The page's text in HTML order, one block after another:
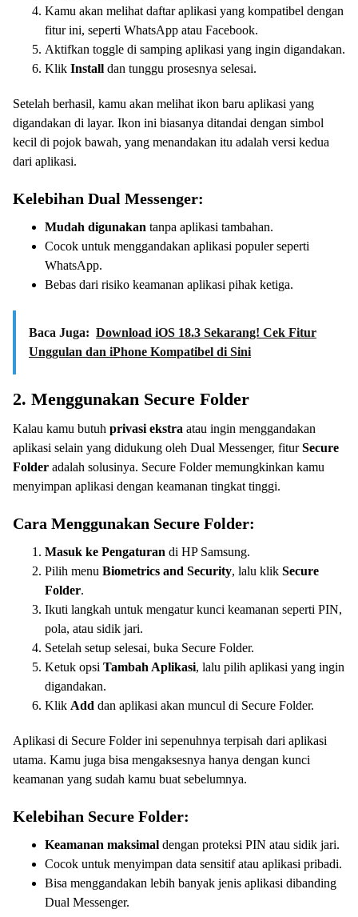
Kamu akan melihat daftar aplikasi yang kompatibel dengan
fitur ini, seperti WhatsApp atau Facebook.
Aktifkan toggle di samping aplikasi yang ingin digandakan.
Klik Install dan tunggu prosesnya selesai.
Setelah berhasil, kamu akan melihat ikon baru aplikasi yang
digandakan di layar. Ikon ini biasanya ditandai dengan simbol
kecil di pojok bawah, yang menandakan itu adalah versi kedua
dari aplikasi.
Kelebihan Dual Messenger:
Mudah digunakan tanpa aplikasi tambahan.
Cocok untuk menggandakan aplikasi populer seperti
WhatsApp.
Bebas dari risiko keamanan aplikasi pihak ketiga.
Baca Juga: Download iOS 18.3 Sekarang! Cek Fitur
Unggulan dan iPhone Kompatibel di Sini
2. Menggunakan Secure Folder
Kalau kamu butuh privasi ekstra atau ingin menggandakan
aplikasi selain yang didukung oleh Dual Messenger, fiturSecure
Folder adalah solusinya. Secure Folder memungkinkan kamu
menyimpan aplikasi dengan keamanan tingkat tinggi.
Cara Menggunakan Secure Folder:
Masuk ke Pengaturan di HP Samsung.
Pilih menu Biometrics and Security, lalu klik Secure
Folder.
Ikuti langkah untuk mengatur kunci keamanan seperti PIN,
pola, atau sidik jari.
Setelah setup selesai, buka Secure Folder.
Ketuk opsi Tambah Aplikasi, lalu pilih aplikasi yang ingin
digandakan.
Klik Add dan aplikasi akan muncul di Secure Folder.
Aplikasi di Secure Folder ini sepenuhnya terpisah dari aplikasi
utama. Kamu juga bisa mengaksesnya hanya dengan kunci
keamanan yang sudah kamu buat sebelumnya.
Kelebihan Secure Folder:
Keamanan maksimal dengan proteksi PIN atau sidik jari.
Cocok untuk menyimpan data sensitif atau aplikasi pribadi.
Bisa menggandakan lebih banyak jenis aplikasi dibanding
Dual Messenger.